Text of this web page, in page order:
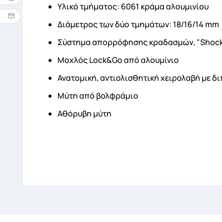
Υλικό τμήματος: 6061 κράμα αλουμινίου
Διάμετρος των δύο τμημάτων: 18/16/14 mm
Σύστημα απορρόφησης κραδασμών,
Μοχλός Lock&Go από αλουμίνιο
Ανατομική, αντιολισθητική χειρολαβή με
Μύτη από βολφράμιο
Αθόρυβη μύτη